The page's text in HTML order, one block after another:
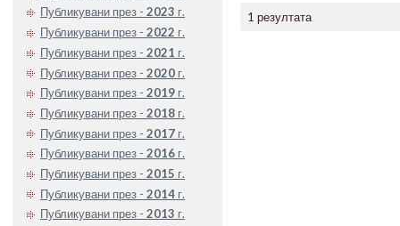
Публикувани през - 2023 г.
Публикувани през - 2022 г.
Публикувани през - 2021 г.
Публикувани през - 2020 г.
Публикувани през - 2019 г.
Публикувани през - 2018 г.
Публикувани през - 2017 г.
Публикувани през - 2016 г.
Публикувани през - 2015 г.
Публикувани през - 2014 г.
Публикувани през - 2013 г.
1 резултата